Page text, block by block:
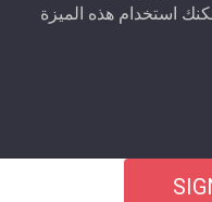
استخدام هذه الميزة